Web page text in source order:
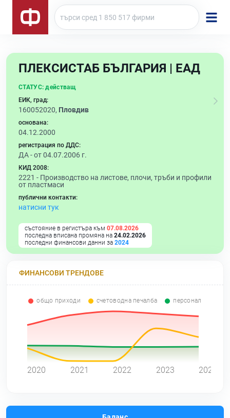
ПЛЕКСИСТАБ БЪЛГАРИЯ | ЕАД
СТАТУС: действащ
ЕИК, град:
160052020, Пловдив
основана:
04.12.2000
регистрация по ДДС:
ДА - от 04.07.2006 г.
КИД 2008:
2221 - Производство на листове, плочи, тръби и профили
от пластмаси
публични контакти:
натисни тук
състояние в регистъра към 07.08.2026
последна вписана промяна на 24.02.2026
последни финансови данни за 2024
ФИНАНСОВИ ТРЕНДОВЕ
общо приходи счетоводна печалба персонал
2020 2021 2022 2023 2024